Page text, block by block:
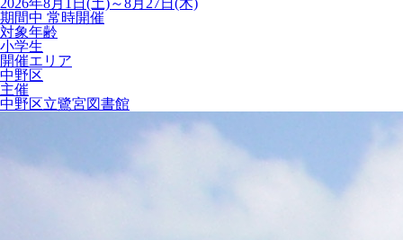
2026年8月1日(土)～8月27日(木)
期間中 常時開催
対象年齢
小学生
開催エリア
中野区
主催
中野区立鷺宮図書館